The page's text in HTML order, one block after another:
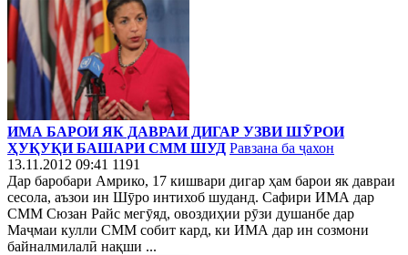
ИМА БАРОИ ЯК ДАВРАИ ДИГАР УЗВИ ШӮРОИ
ҲУҚУҚИ БАШАРИ СММ ШУД Равзана ба ҷахон
13.11.2012 09:41 1191
Дар баробари Амрико, 17 кишвари дигар ҳам барои як давраи
сесола, аъзои ин Шӯро интихоб шуданд. Сафири ИМА дар
СММ Сюзан Райс мегӯяд, овоздиҳии рӯзи душанбе дар
Маҷмаи кулли СММ собит кард, ки ИМА дар ин созмони
байналмилалӣ нақши ...